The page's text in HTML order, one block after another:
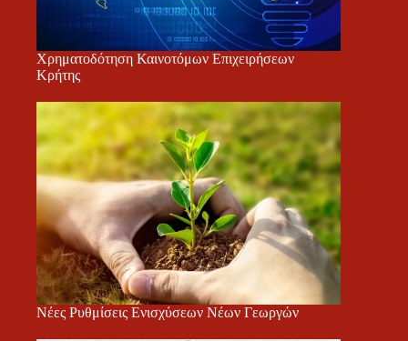
Χρηματοδότηση Καινοτόμων Επιχειρήσεων
Κρήτης
Νέες Ρυθμίσεις Ενισχύσεων Νέων Γεωργών